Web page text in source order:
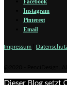
Facebook
Instagram
Pinterest
Email
Impressum
Dieser Blog setzt